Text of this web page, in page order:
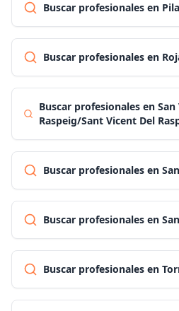
Buscar profesionales en
Buscar profesionales en
Buscar profesionales en San
Raspeig/Sant Vicent Del
Buscar profesionales en
Buscar profesionales en
Buscar profesionales en